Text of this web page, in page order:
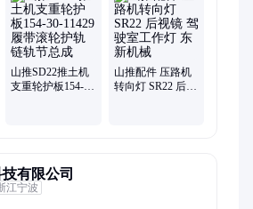
泵、工作泵、山推发动机、转向阀、振动
管、油缸、十字铰接、变矩器、链条、履
山推SD22推土机
支重轮护板154-
山推配件 压路机
转向灯 SR22 后视
有限公司
江宁波